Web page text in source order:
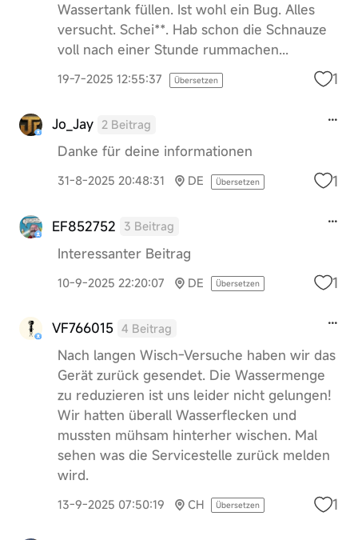
Wassertank füllen. Ist wohl ein Bug. Alles
versucht. Schei**. Hab schon die Schnauze
voll nach einer Stunde rummachen...
19-7-2025 12:55:37 Übersetzen 1
Jo_Jay 2 Beitrag
Danke für deine informationen
31-8-2025 20:48:31 DE Übersetzen 1
EF852752 3 Beitrag
Interessanter Beitrag
10-9-2025 22:20:07 DE Übersetzen 1
VF766015 4 Beitrag
Nach langen Wisch-Versuche haben wir das
Gerät zurück gesendet. Die Wassermenge
zu reduzieren ist uns leider nicht gelungen!
Wir hatten überall Wasserflecken und
mussten mühsam hinterher wischen. Mal
sehen was die Servicestelle zurück melden
wird.
13-9-2025 07:50:19 CH Übersetzen 1